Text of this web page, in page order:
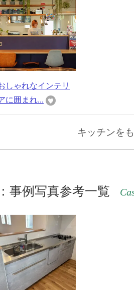
しゃれなインテリ
に囲まれ...
キッチンを
事例写真参考一覧